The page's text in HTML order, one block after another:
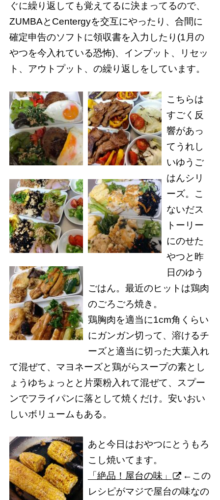
ぐに繰り返しても覚えてるに決まってるので、
ZUMBAとCentergyを交互にやったり、合間に
確定申告のソフトに領収書を入力したり(1月の
やつを今入れている恐怖)、インプット、リセッ
ト、アウトプット、の繰り返しをしています。
こちらは
すごく反
響があっ
てうれし
いゆうご
はんシリ
ーズ。こ
ないだス
トーリー
にのせた
やつと昨
日のゆう
ごはん。最近のヒットは鶏肉
のごろごろ焼き。
鶏胸肉を適当に1cm角くらい
にガンガン切って、溶けるチ
ーズと適当に切った大葉入れ
て混ぜて、マヨネーズと鶏がらスープの素とし
ょうゆちょっとと片栗粉入れて混ぜて、スプー
ンでフライパンに落として焼くだけ。安いおい
しいボリュームもある。
あと今日はおやつにとうもろ
こし焼いてます。
「絶品！屋台の味」
←この
レシピがマジで屋台の味なの